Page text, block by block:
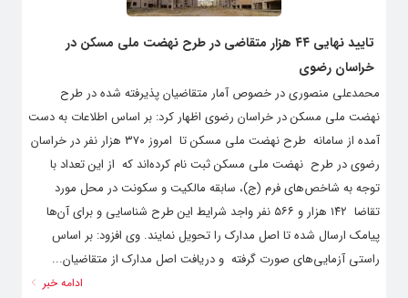
تایید نهایی ۴۴ هزار متقاضی در طرح نهضت ملی مسکن در
خراسان رضوی
محمدعلی منصوری در خصوص آمار متقاضیان پذیرفته شده در طرح
نهضت ملی مسکن در خراسان رضوی اظهار کرد: بر اساس اطلاعات به دست
آمده از سامانه طرح نهضت ملی مسکن تا امروز ۳۷۰ هزار نفر در خراسان
رضوی در طرح نهضت ملی مسکن ثبت نام کرده‌اند که از این تعداد با
توجه به شاخص‌های فرم (ج)، سابقه مالکیت و سکونت در محل مورد
تقاضا ۱۴۲ هزار و ۵۶۶ نفر واجد شرایط این طرح شناسایی و برای آن‌ها
پیامک ارسال شده تا اصل مدارک را تحویل نمایند. وی افزود: بر اساس
راستی آزمایی‌های صورت گرفته و دریافت اصل مدارک از متقاضیان...
ادامه خبر